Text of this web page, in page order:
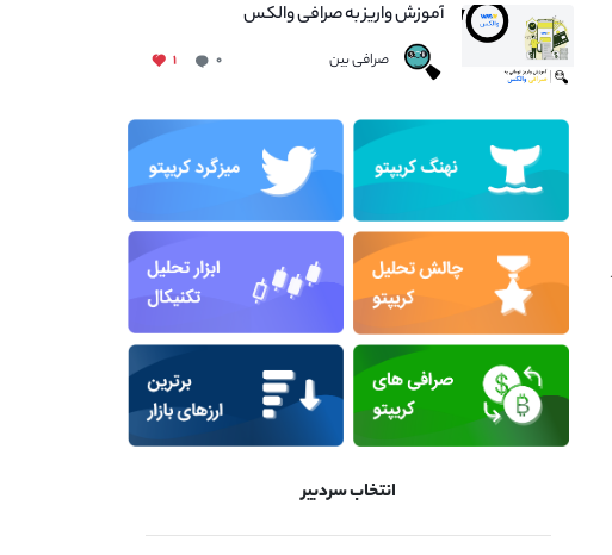
آموزش واریز به صرافی والکس
صرافی بین ۰ ۱
انتخاب سردبیر